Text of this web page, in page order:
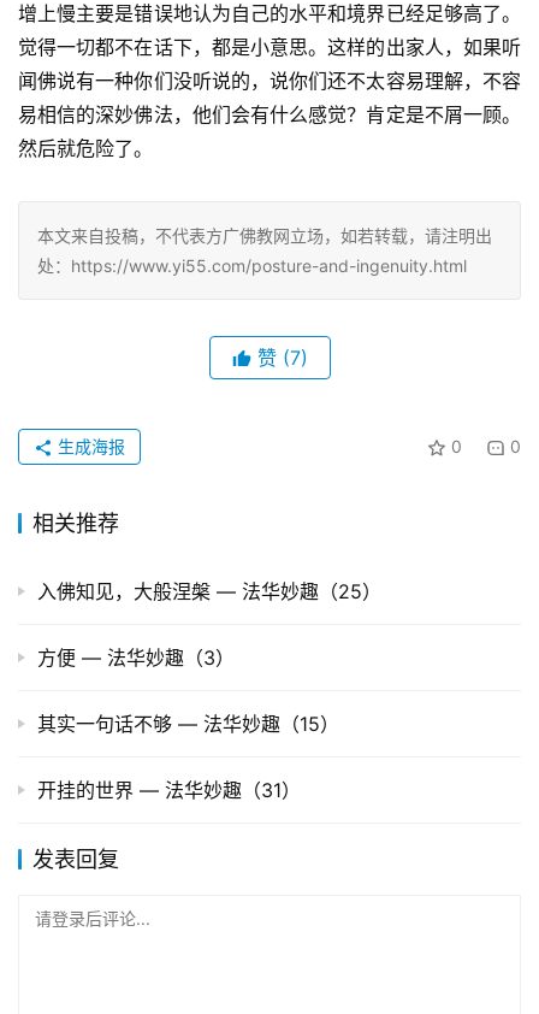
增上慢主要是错误地认为自己的水平和境界已经足够高了。
觉得一切都不在话下，都是小意思。这样的出家人，如果听
闻佛说有一种你们没听说的，说你们还不太容易理解，不容
易相信的深妙佛法，他们会有什么感觉？肯定是不屑一顾。
然后就危险了。
本文来自投稿，不代表方广佛教网立场，如若转载，请注明出
处：https://www.yi55.com/posture-and-ingenuity.html
赞 (7)
0 0
生成海报
相关推荐
入佛知见，大般涅槃 — 法华妙趣（25）
方便 — 法华妙趣（3）
其实一句话不够 — 法华妙趣（15）
开挂的世界 — 法华妙趣（31）
发表回复
请登录后评论...